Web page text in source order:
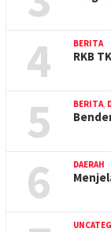
4 BERITA
RKB
5 BERITA,
6 DAERAH